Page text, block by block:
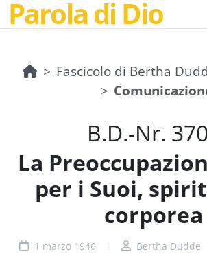
Parola di Dio
Fascicolo di Bertha
B.D.-Nr.
La
per i Suoi,
corporea
1 marzo 1946 Bertha Dudde